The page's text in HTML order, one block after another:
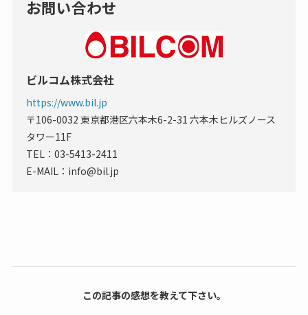
お問い合わせ
ビルコム株式会社
https://www.bil.jp
〒106-0032 東京都港区六本木6-2-31 六本木ヒルズノース
タワー11F
TEL：03-5413-2411
E-MAIL：info@bil.jp
この記事の感想を教えて下さい。